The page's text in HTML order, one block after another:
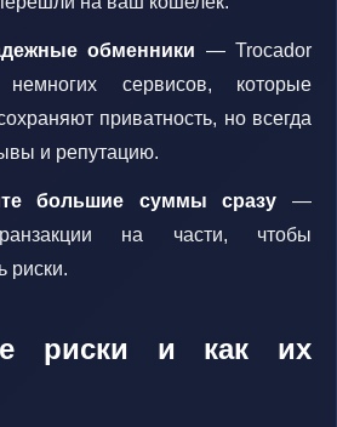
обменники — Trocador
сервисов, которые
приватность, но всегда
и репутацию.
большие суммы сразу —
на части, чтобы
риски.
риски и как их